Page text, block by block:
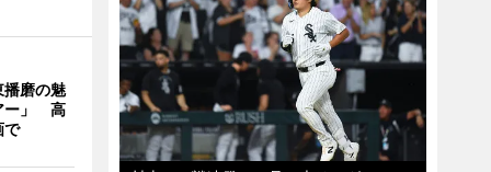
播磨の魅
ー」 高
で